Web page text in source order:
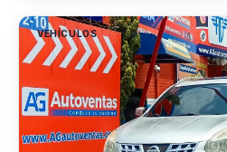
VEHÍCULOS